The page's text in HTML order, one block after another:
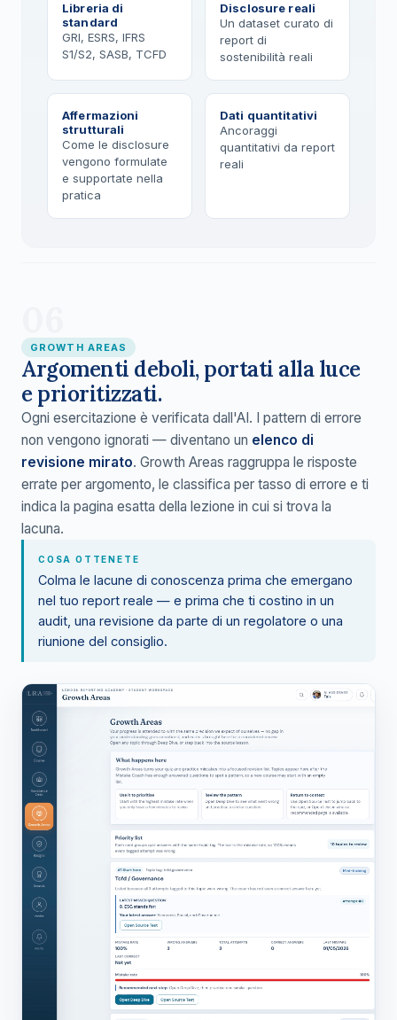
Libreria di
standard
GRI, ESRS, IFRS
S1/S2, SASB, TCFD
Disclosure reali
Un dataset curato di
report di
sostenibilità reali
Affermazioni
strutturali
Come le disclosure
vengono formulate
e supportate nella
pratica
Dati quantitativi
Ancoraggi
quantitativi da report
reali
GROWTH AREAS
Argomenti deboli, portati alla luce
e prioritizzati.
Ogni esercitazione è verificata dall'AI. I pattern di errore
non vengono ignorati — diventano un elenco di
revisione mirato. Growth Areas raggruppa le risposte
errate per argomento, le classifica per tasso di errore e ti
indica la pagina esatta della lezione in cui si trova la
lacuna.
COSA OTTENETE
Colma le lacune di conoscenza prima che emergano
nel tuo report reale — e prima che ti costino in un
audit, una revisione da parte di un regolatore o una
riunione del consiglio.